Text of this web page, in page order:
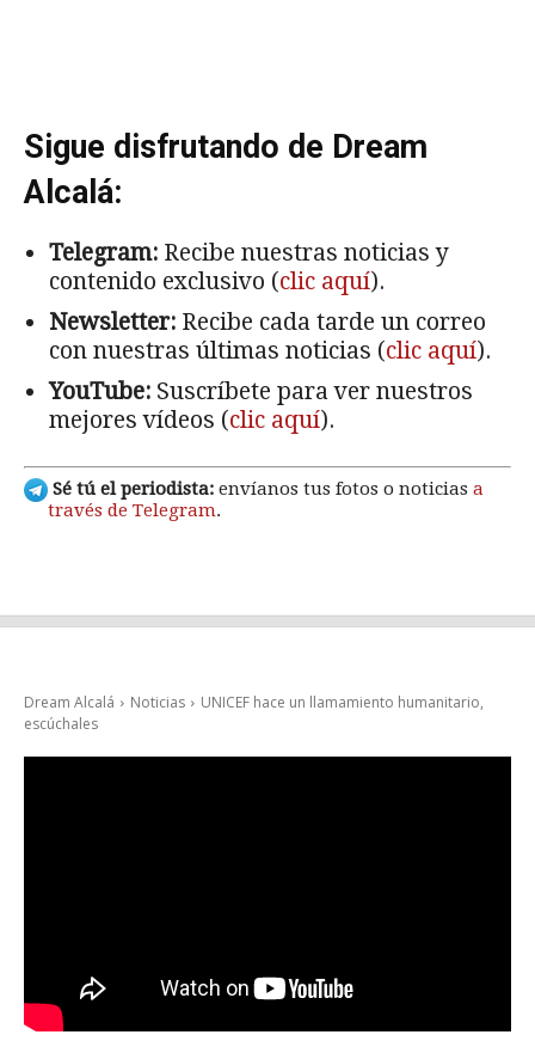
Sigue disfrutando de Dream
Alcalá:
Telegram: Recibe nuestras noticias y
contenido exclusivo (clic aquí).
Newsletter: Recibe cada tarde un correo
con nuestras últimas noticias (clic aquí).
YouTube: Suscríbete para ver nuestros
mejores vídeos (clic aquí).
Sé tú el periodista: envíanos tus fotos o noticias a
través de Telegram.